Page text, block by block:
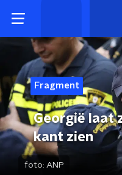
Fragment
Georgië laat
kant zien
foto: ANP